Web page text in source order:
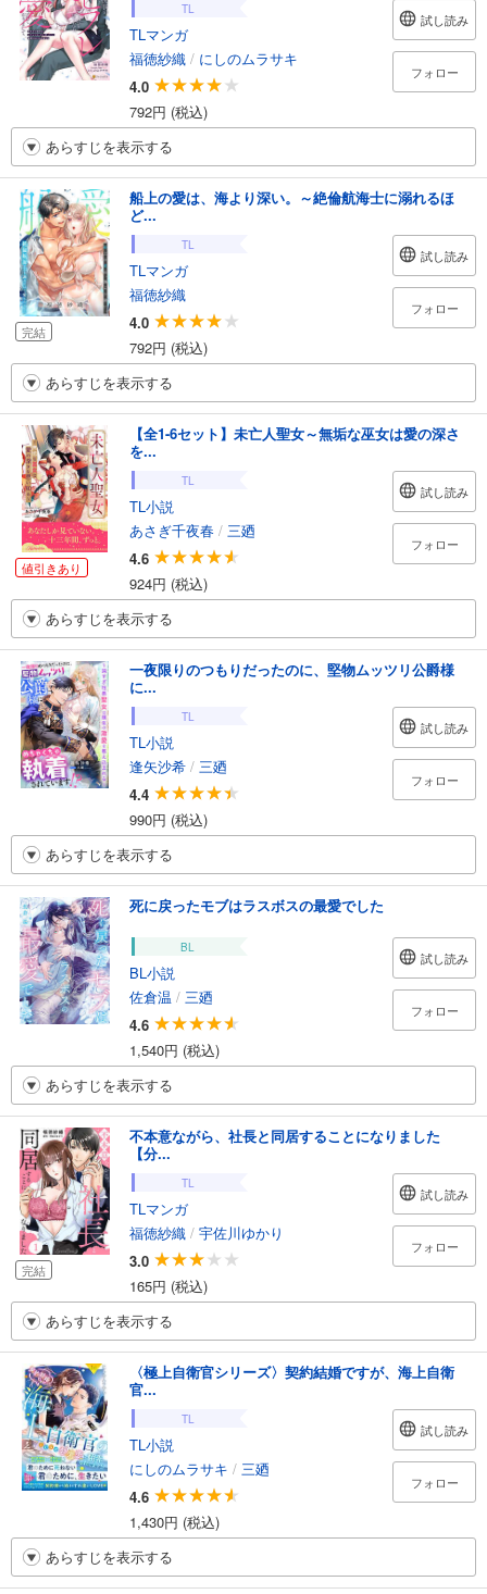
TL
TLマンガ
福徳紗織 / にしのムラサキ
4.0
792円 (税込)
試し読み
フォロー
あらすじを表示する
完結
船上の愛は、海より深い。～絶倫航海士に溺れるほ
ど...
TL
TLマンガ
福徳紗織
4.0
792円 (税込)
試し読み
フォロー
あらすじを表示する
値引きあり
【全1-6セット】未亡人聖女～無垢な巫女は愛の深さ
を...
TL
TL小説
あさぎ千夜春 / 三廼
4.6
924円 (税込)
試し読み
フォロー
あらすじを表示する
一夜限りのつもりだったのに、堅物ムッツリ公爵様
に...
TL
TL小説
逢矢沙希 / 三廼
4.4
990円 (税込)
試し読み
フォロー
あらすじを表示する
死に戻ったモブはラスボスの最愛でした
BL
BL小説
佐倉温 / 三廼
4.6
1,540円 (税込)
試し読み
フォロー
あらすじを表示する
完結
不本意ながら、社長と同居することになりました
【分...
TL
TLマンガ
福徳紗織 / 宇佐川ゆかり
3.0
165円 (税込)
試し読み
フォロー
あらすじを表示する
〈極上自衛官シリーズ〉契約結婚ですが、海上自衛
官...
TL
TL小説
にしのムラサキ / 三廼
4.6
1,430円 (税込)
試し読み
フォロー
あらすじを表示する